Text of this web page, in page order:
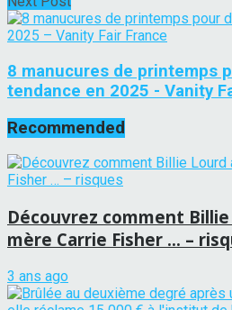
8 manucures de printemps
tendance en 2025 - Vanity
Recommended
Découvrez comment
mère Carrie Fisher … –
3 ans ago